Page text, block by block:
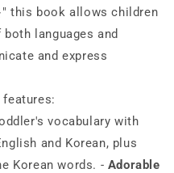
" this book allows children
languages and
and express
vocabulary with
and Korean, plus
Korean words. - Adorable